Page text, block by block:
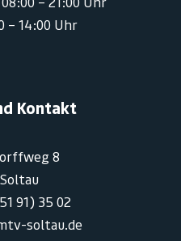
– 14:00 Uhr
Kontakt
8
91) 35 02
soltau.de